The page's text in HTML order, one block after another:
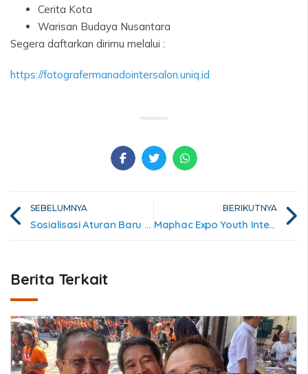
Cerita Kota
Warisan Budaya Nusantara
Segera daftarkan dirimu melalui :
https://fotografermanadointersalon.uniq.id
SEBELUMNYA
Sosialisasi Aturan Baru Gelar Internasional FIAP
BERIKUTNYA
Maphac Expo Youth Intersalon 2025
Berita Terkait